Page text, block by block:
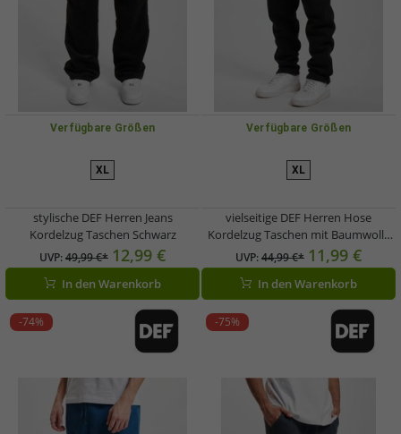
Verfügbare Größen
XL
stylische DEF Herren Jeans
Kordelzug Taschen Schwarz
UVP:49,99 €* 12,99 €
In den Warenkorb
Verfügbare Größen
XL
vielseitige DEF Herren Hose
Kordelzug Taschen mit Baumwolle
Schwarz
UVP:44,99 €* 11,99 €
In den Warenkorb
-74% -75%